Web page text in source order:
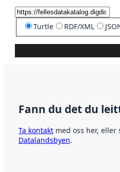
Turtle RDF/XML
Fann du det du
Ta kontakt med oss her,
Datalandsbyen.